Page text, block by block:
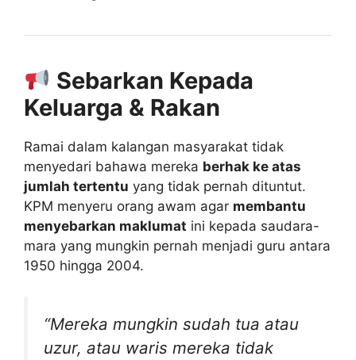
Sebarkan Kepada
Keluarga & Rakan
Ramai dalam kalangan masyarakat tidak
menyedari bahawa mereka berhak ke atas
jumlah tertentu yang tidak pernah dituntut.
KPM menyeru orang awam agar membantu
menyebarkan maklumat ini kepada saudara-
mara yang mungkin pernah menjadi guru antara
1950 hingga 2004.
“Mereka mungkin sudah tua atau
uzur, atau waris mereka tidak